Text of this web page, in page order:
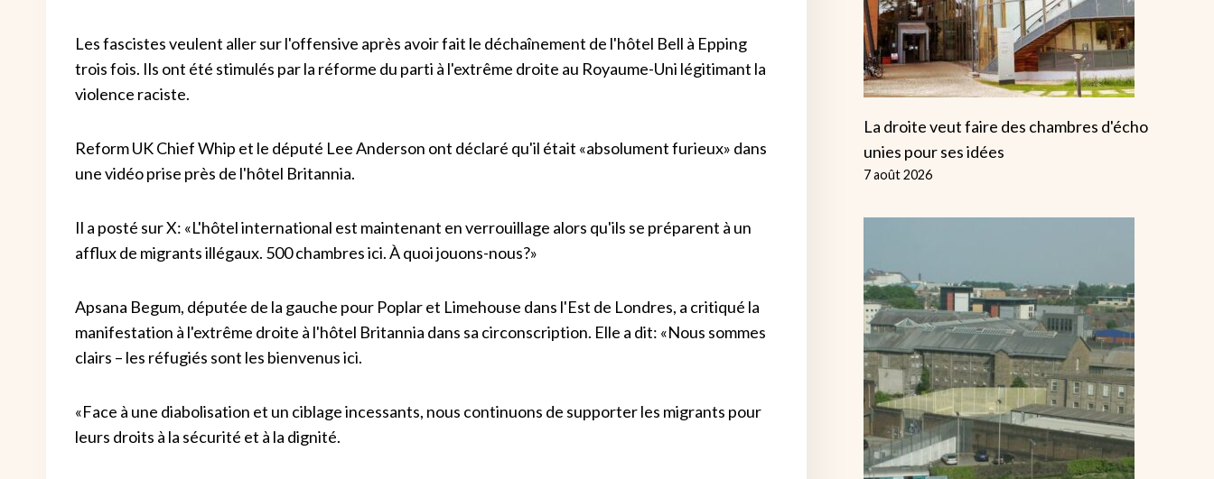
Les fascistes veulent aller sur l'offensive après avoir fait le déchaînement de l'hôtel Bell à Epping
trois fois. Ils ont été stimulés par la réforme du parti à l'extrême droite au Royaume-Uni légitimant la
violence raciste.
Reform UK Chief Whip et le député Lee Anderson ont déclaré qu'il était «absolument furieux» dans
une vidéo prise près de l'hôtel Britannia.
Il a posté sur X: «L'hôtel international est maintenant en verrouillage alors qu'ils se préparent à un
afflux de migrants illégaux. 500 chambres ici. À quoi jouons-nous?»
Apsana Begum, députée de la gauche pour Poplar et Limehouse dans l'Est de Londres, a critiqué la
manifestation à l'extrême droite à l'hôtel Britannia dans sa circonscription. Elle a dit: «Nous sommes
clairs – les réfugiés sont les bienvenus ici.
«Face à une diabolisation et un ciblage incessants, nous continuons de supporter les migrants pour
leurs droits à la sécurité et à la dignité.
La droite veut faire des chambres d'écho
unies pour ses idées
7 août 2026